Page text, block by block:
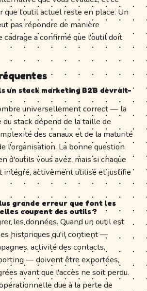
que l'outil actuel reste en place. Un
pas répondre de manière
cadrage a confirmé que l'outil doit
un stack marketing B2B devrait-
universellement correct — la
stack dépend de la taille de
des canaux et de la maturité
l'organisation. La bonne question
d'outils vous avez, mais si chaque
intégré, activement utilisé et justifie
grande erreur que font les
coupent des outils ?
les données. Quand un outil est
historiques qu'il contient —
activité des contacts,
— doivent être exportées,
avant que l'accès ne soit perdu.
due à la perte de